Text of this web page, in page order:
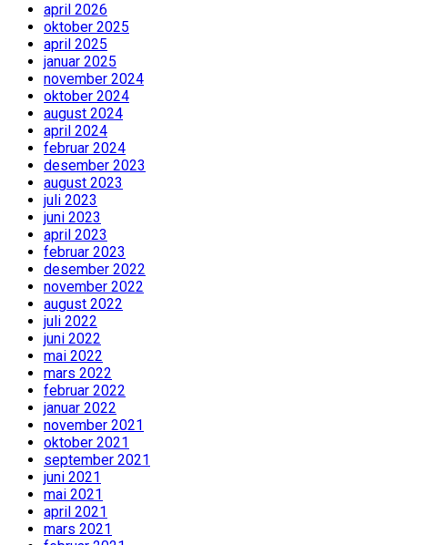
april 2026
oktober 2025
april 2025
januar 2025
november 2024
oktober 2024
august 2024
april 2024
februar 2024
desember 2023
august 2023
juli 2023
juni 2023
april 2023
februar 2023
desember 2022
november 2022
august 2022
juli 2022
juni 2022
mai 2022
mars 2022
februar 2022
januar 2022
november 2021
oktober 2021
september 2021
juni 2021
mai 2021
april 2021
mars 2021